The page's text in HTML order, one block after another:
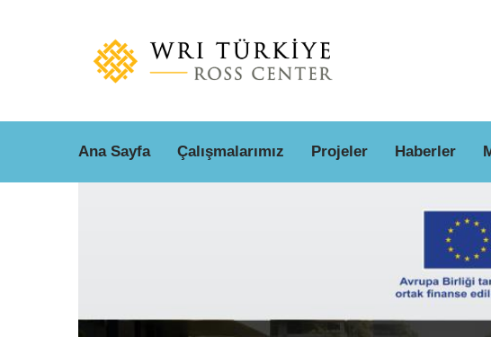
Main
Ana Sayfa Çalışmalarımız Projeler Haberler
Ara
Aramak istediğiniz terimi girin